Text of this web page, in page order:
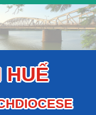
HUẾ